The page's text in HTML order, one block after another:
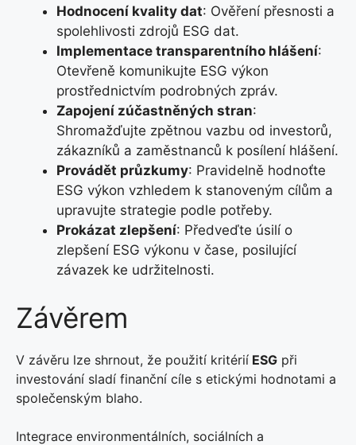
Hodnocení kvality dat: Ověření přesnosti a
spolehlivosti zdrojů ESG dat.
Implementace transparentního hlášení:
Otevřeně komunikujte ESG výkon
prostřednictvím podrobných zpráv.
Zapojení zúčastněných stran:
Shromažďujte zpětnou vazbu od investorů,
zákazníků a zaměstnanců k posílení hlášení.
Provádět průzkumy: Pravidelně hodnoťte
ESG výkon vzhledem k stanoveným cílům a
upravujte strategie podle potřeby.
Prokázat zlepšení: Předveďte úsilí o
zlepšení ESG výkonu v čase, posilující
závazek ke udržitelnosti.
Závěrem
V závěru lze shrnout, že použití kritérií ESG při
investování sladí finanční cíle s etickými hodnotami a
společenským blaho.
Integrace environmentálních, sociálních a